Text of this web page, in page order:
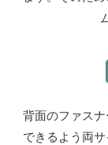
背面のファス
できるよう両